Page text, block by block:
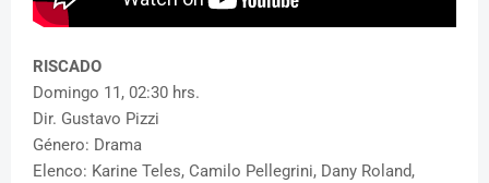
RISCADO
Domingo 11, 02:30 hrs.
Dir. Gustavo Pizzi
Género: Drama
Elenco: Karine Teles, Camilo Pellegrini, Dany Roland,